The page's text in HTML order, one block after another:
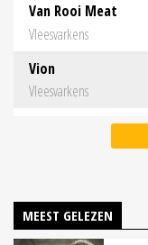
Van Rooi Meat
Vleesvarkens
Vion
Vleesvarkens
MEEST GELEZEN